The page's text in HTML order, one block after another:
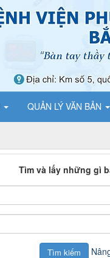
QUẢN LÝ VĂN BẢN
Tìm và lấy những gì
tìm
kiếm
kiếm
tại